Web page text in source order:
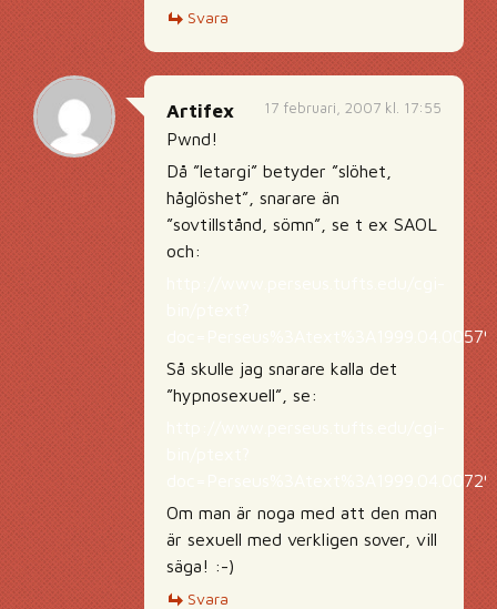
Svara
17 februari, 2007 kl. 17:55
Artifex
Pwnd!
Då ”letargi” betyder ”slöhet,
håglöshet”, snarare än
”sovtillstånd, sömn”, se t ex SAOL
och:
Så skulle jag snarare kalla det
”hypnosexuell”, se:
Om man är noga med att den man
är sexuell med verkligen sover, vill
säga! :-)
Svara